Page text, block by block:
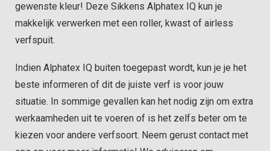
gewenste kleur! Deze Sikkens Alphatex IQ kun je
makkelijk verwerken met een roller, kwast of airless
verfspuit.
Indien Alphatex IQ buiten toegepast wordt, kun je je het
beste informeren of dit de juiste verf is voor jouw
situatie. In sommige gevallen kan het nodig zijn om extra
werkaamheden uit te voeren of is het zelfs beter om te
kiezen voor andere verfsoort. Neem gerust contact met